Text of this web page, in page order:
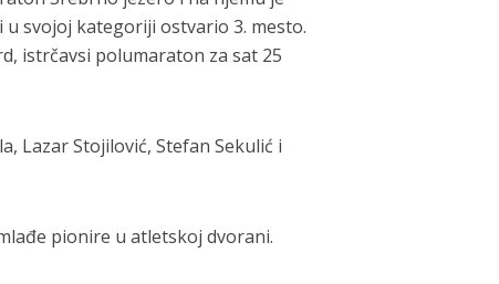
svojoj kategoriji ostvario 3. mesto.
istrčavsi polumaraton za sat 25
Lazar Stojilović, Stefan Sekulić i
pionire u atletskoj dvorani.